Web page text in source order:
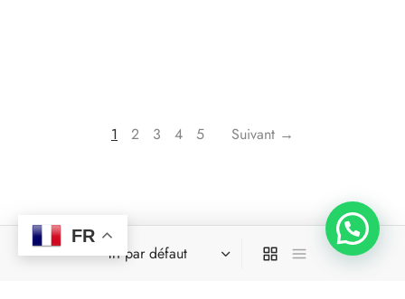
1 2 3 4 5 Suivant →
FR